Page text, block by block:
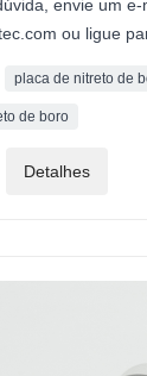
envie um e-
ou ligue
placa de nitreto de
de boro
Detalhes